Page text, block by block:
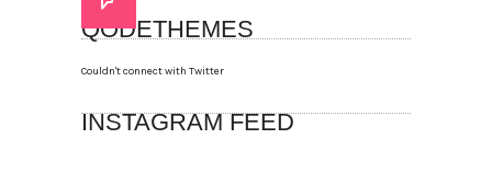
QODETHEMES
Couldn't connect with Twitter
INSTAGRAM FEED